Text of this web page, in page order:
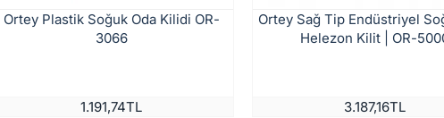
Ortey Plastik Soğuk Oda Kilidi OR-
3066
1.191,74TL
Ortey Sağ Tip Endüstriyel
Helezon Kilit | OR-
3.187,16TL